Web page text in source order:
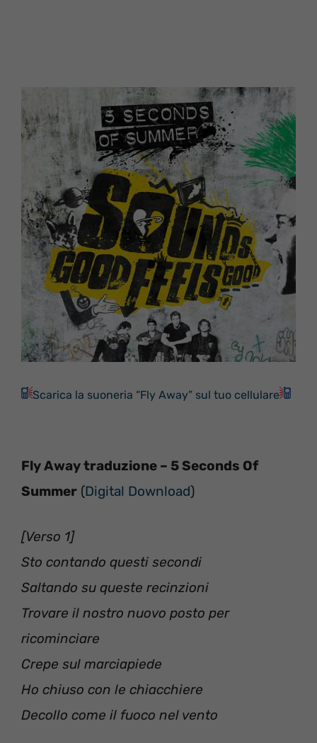
Scarica la suoneria “Fly Away” sul tuo cellulare
Fly Away traduzione – 5 Seconds Of
Summer (Digital Download)
[Verso 1]
Sto contando questi secondi
Saltando su queste recinzioni
Trovare il nostro nuovo posto per
ricominciare
Crepe sul marciapiede
Ho chiuso con le chiacchiere
Decollo come il fuoco nel vento